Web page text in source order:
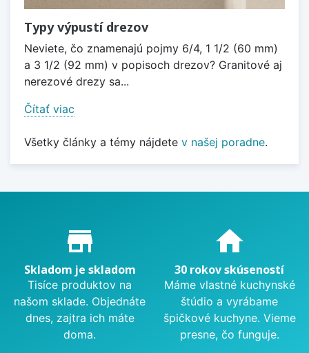
Typy výpustí drezov
Neviete, čo znamenajú pojmy 6/4, 1 1/2 (60 mm)
a 3 1/2 (92 mm) v popisoch drezov? Granitové aj
nerezové drezy sa...
Čítať viac
Všetky články a témy nájdete v našej poradne.
Proč nakupovat u nás?
store_mall_directory
Skladom je skladom
Tisíce produktov na
našom sklade. Objednáte
dnes, zajtra ich máte
doma.
home
30 rokov skúseností
Máme vlastné kuchynské
štúdio a vyrábame
špičkové kuchyne. Vieme
presne, čo funguje.